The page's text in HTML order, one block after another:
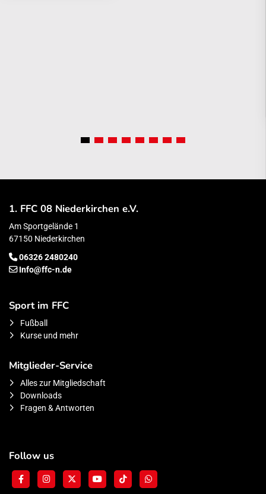
1. FFC 08 Niederkirchen e.V.
Am Sportgelände 1
67150 Niederkirchen
06326 2480240
Info@ffc-n.de
Sport im FFC
Fußball
Kurse und mehr
Mitglieder-Service
Alles zur Mitgliedschaft
Downloads
Fragen & Antworten
Follow us